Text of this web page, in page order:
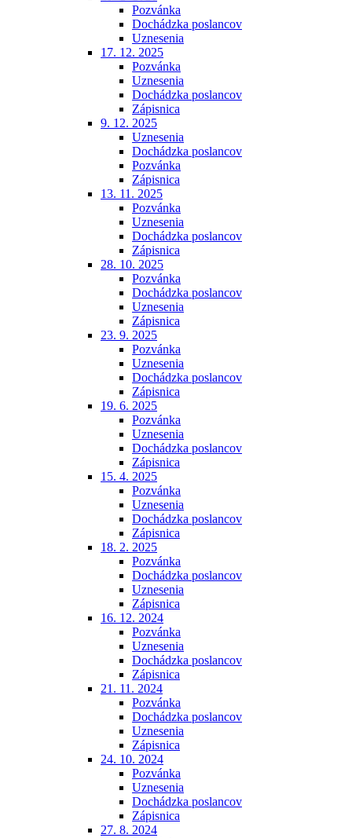
Pozvánka
Dochádzka poslancov
Uznesenia
17. 12. 2025
Pozvánka
Uznesenia
Dochádzka poslancov
Zápisnica
9. 12. 2025
Uznesenia
Dochádzka poslancov
Pozvánka
Zápisnica
13. 11. 2025
Pozvánka
Uznesenia
Dochádzka poslancov
Zápisnica
28. 10. 2025
Pozvánka
Dochádzka poslancov
Uznesenia
Zápisnica
23. 9. 2025
Pozvánka
Uznesenia
Dochádzka poslancov
Zápisnica
19. 6. 2025
Pozvánka
Uznesenia
Dochádzka poslancov
Zápisnica
15. 4. 2025
Pozvánka
Uznesenia
Dochádzka poslancov
Zápisnica
18. 2. 2025
Pozvánka
Dochádzka poslancov
Uznesenia
Zápisnica
16. 12. 2024
Pozvánka
Uznesenia
Dochádzka poslancov
Zápisnica
21. 11. 2024
Pozvánka
Dochádzka poslancov
Uznesenia
Zápisnica
24. 10. 2024
Pozvánka
Uznesenia
Dochádzka poslancov
Zápisnica
27. 8. 2024